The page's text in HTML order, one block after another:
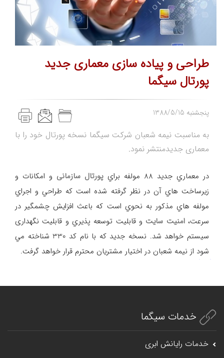
طراحی و پياده سازی معماری جديد
پورتال سيگما
1388/5/15 پنجشنبه
به مناسبت نيمه شعبان شركت سيگما نسخه پورتال خود را با
معماری جديدمنتشر نمود.
در معماري جديد 88 مولفه براي پورتال سازمانی و امكانات و
زيرساخت هاي آن در نظر گرفته شده است كه طراحي و اجراي
مولفه هاي مذكور به نحوي است كه باعث افزايش چشمگير در
سرعت،امنيت سایت و قابليت توسعه پذيري و قابليت نگهداری
سيستم خواهد شد. نسخه جديد كه با نام كد 330 شناخته مي
شود از نيمه شعبان در اختيار مشتريان محترم قرار خواهد گرفت.
خدمات سیگما
خدمات رایانش ابری